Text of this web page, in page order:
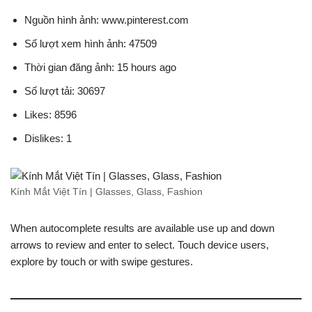
Nguồn hình ảnh: www.pinterest.com
Số lượt xem hình ảnh: 47509
Thời gian đăng ảnh: 15 hours ago
Số lượt tải: 30697
Likes: 8596
Dislikes: 1
Kính Mắt Việt Tín | Glasses, Glass, Fashion
When autocomplete results are available use up and down
arrows to review and enter to select. Touch device users,
explore by touch or with swipe gestures.